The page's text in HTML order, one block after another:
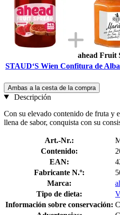
ahead Fruit
STAUD‘S Wien Confitura de
Ambas a la cesta de la compra
Descripción
Con su elevado contenido de fruta y
llena de sabor, conquista con su
Art.-Nr.:
Contenido:
EAN:
Fabricante N.º:
Marca:
Tipo de dieta:
Información sobre conservación: